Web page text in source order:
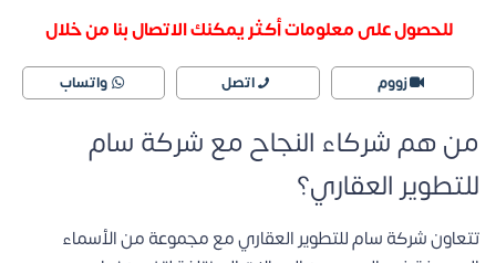
للحصول على معلومات أكثر يمكنك الاتصال بنا من خلال
زووم اتصل واتساب
من هم شركاء النجاح مع شركة سام
للتطوير العقاري؟
تتعاون شركة سام للتطوير العقاري مع مجموعة من الأسماء